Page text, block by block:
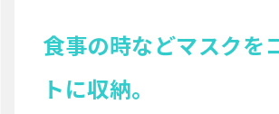
食事の時などマスクを
トに収納。